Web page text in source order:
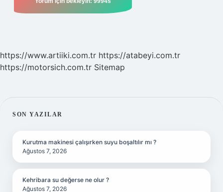
https://www.artiiki.com.tr https://atabeyi.com.tr
https://motorsich.com.tr Sitemap
SIDEBAR
SON YAZILAR
Kurutma makinesi çalışırken suyu boşaltılır mı ?
Ağustos 7, 2026
Kehribara su değerse ne olur ?
Ağustos 7, 2026